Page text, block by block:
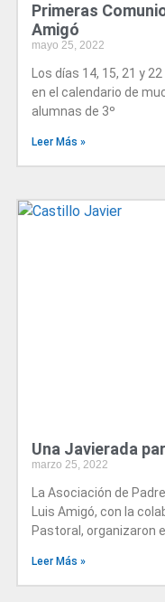
Primeras
Amigó
mayo 25, 2022
Los días 14, 15, 21 y
en el calendario de
alumnas de 3º
Leer Más »
Una Javierada
marzo 25, 2022
La Asociación de
Luis Amigó, con la
Pastoral, organizaron
Leer Más »